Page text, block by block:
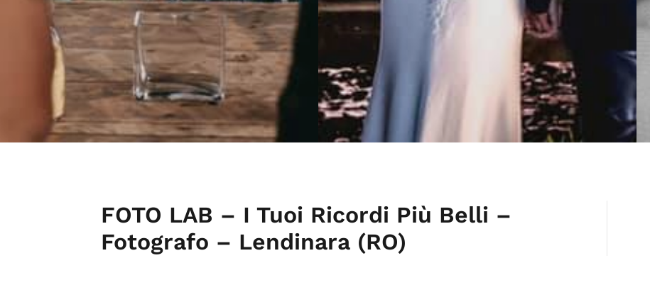
FOTO LAB – I Tuoi Ricordi Più Belli –
Fotografo – Lendinara (RO)